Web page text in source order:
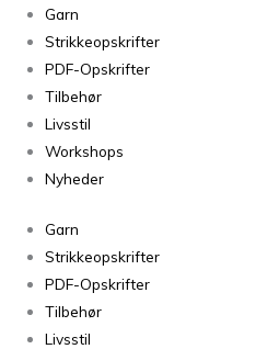
Garn
Strikkeopskrifter
PDF-Opskrifter
Tilbehør
Livsstil
Workshops
Nyheder
Garn
Strikkeopskrifter
PDF-Opskrifter
Tilbehør
Livsstil